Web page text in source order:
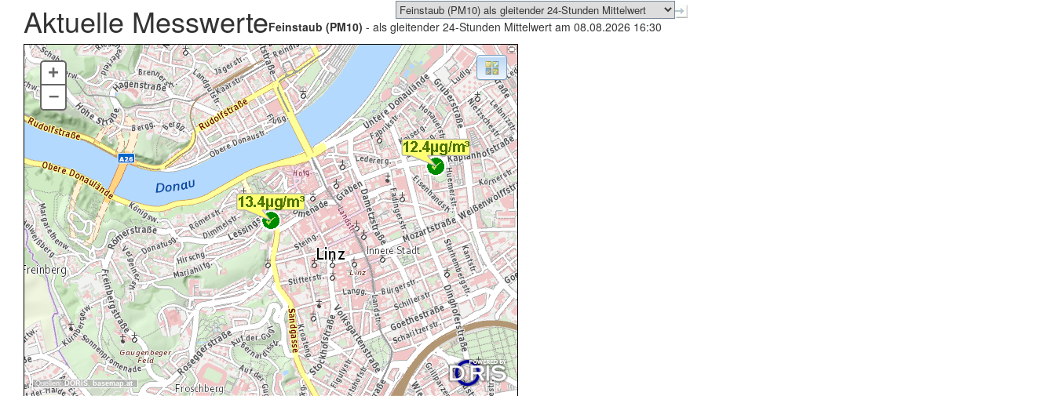
Aktuelle MesswerteFeinstaub (PM10) - als gleitender 24-Stunden Mittelwert am 08.08.2026 16:30
Quellen:DORIS, basemap.at
+
–